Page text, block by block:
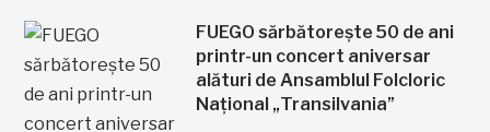
FUEGO sărbătorește 50 de ani
printr-un concert aniversar
alături de Ansamblul Folcloric
Național „Transilvania”